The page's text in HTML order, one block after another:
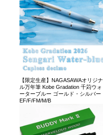
【限定生産】NAGASAWAオリジナ
ル万年筆 Kobe Gradation 千苅ウォ
ーターブルー ゴールド・シルバー
EF/F/FM/M/B